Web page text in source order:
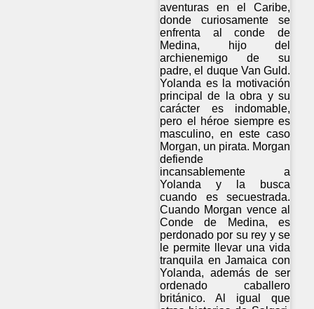
aventuras en el Caribe,
donde curiosamente se
enfrenta al conde de
Medina, hijo del
archienemigo de su
padre, el duque Van Guld.
Yolanda es la motivación
principal de la obra y su
carácter es indomable,
pero el héroe siempre es
masculino, en este caso
Morgan, un pirata. Morgan
defiende
incansablemente a
Yolanda y la busca
cuando es secuestrada.
Cuando Morgan vence al
Conde de Medina, es
perdonado por su rey y se
le permite llevar una vida
tranquila en Jamaica con
Yolanda, además de ser
ordenado caballero
británico. Al igual que